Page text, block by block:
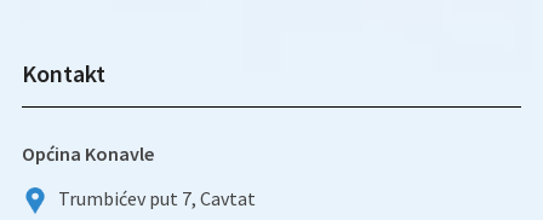
Kontakt
Općina Konavle
Trumbićev put 7, Cavtat